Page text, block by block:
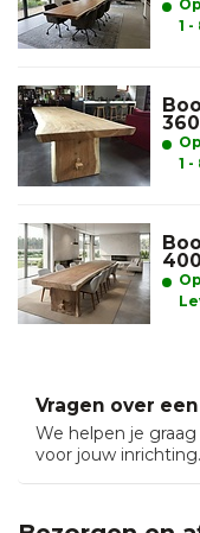
1
1
Vragen over
We helpen je
voor jouw inrichting.